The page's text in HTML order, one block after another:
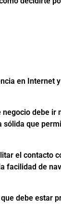
en Internet
negocio debe ir
sólida que
el contacto
facilidad de
debe estar